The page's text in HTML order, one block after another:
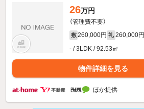
26万円
（管理費不要）
敷 260,000円 礼 260,000円
- / 3LDK / 92.53㎡
物件詳細を見る
ほか提供